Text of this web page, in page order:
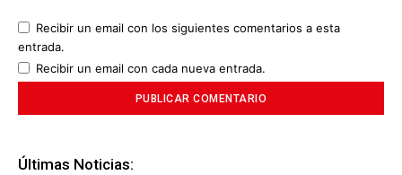
Recibir un email con los siguientes comentarios a esta
entrada.
Recibir un email con cada nueva entrada.
Últimas Noticias: